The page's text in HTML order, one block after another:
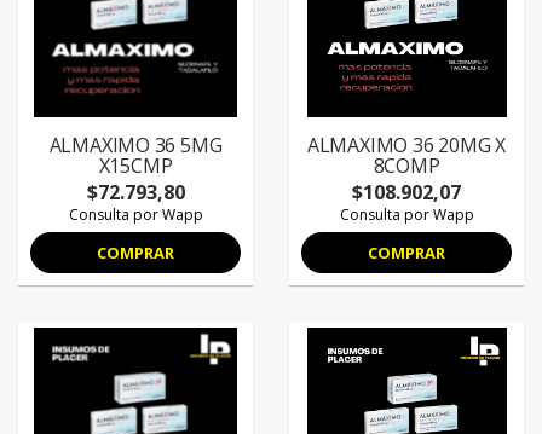
ALMAXIMO 36 5MG
X15CMP
$72.793,80
Consulta por Wapp
COMPRAR
ALMAXIMO 36 20MG X
8COMP
$108.902,07
Consulta por Wapp
COMPRAR